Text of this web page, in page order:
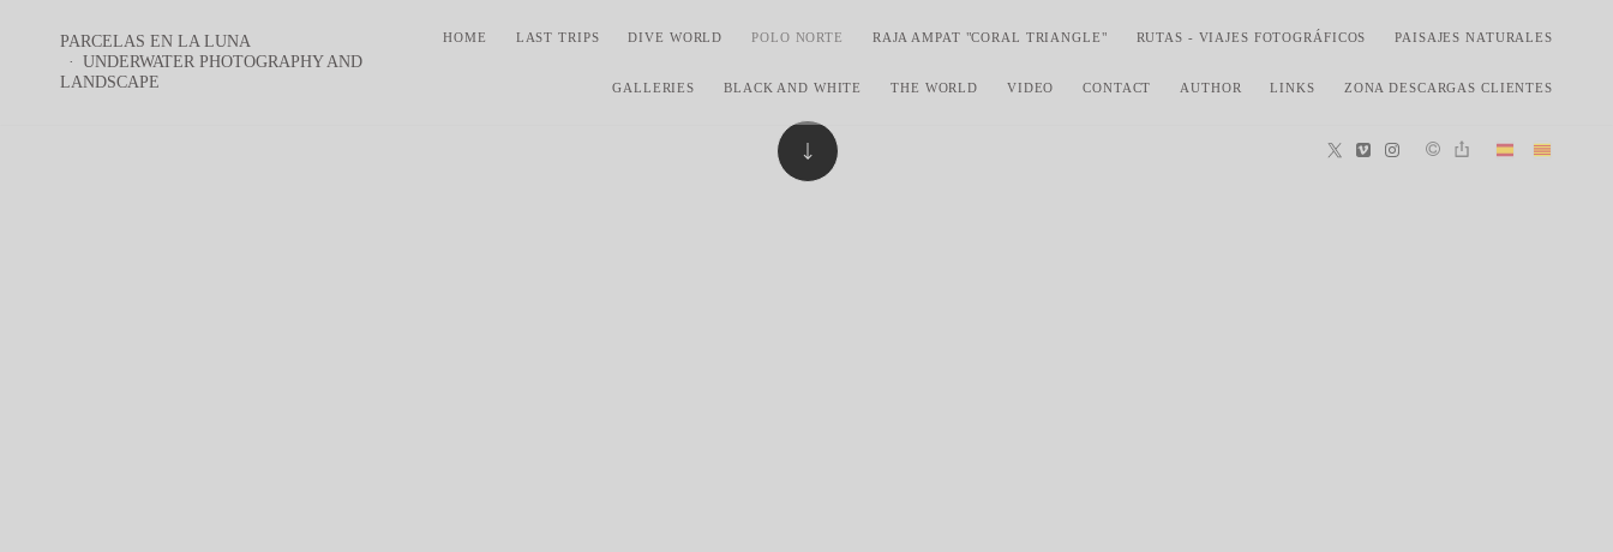
PARCELAS EN LA LUNA
UNDERWATER PHOTOGRAPHY AND
LANDSCAPE
HOME LAST TRIPS DIVE WORLD POLO NORTE RAJA AMPAT "CORAL TRIANGLE" RUTAS - VIAJES FOTOGRÁFICOS PAISAJES NATURALES
GALLERIES BLACK AND WHITE THE WORLD VIDEO CONTACT AUTHOR LINKS ZONA DESCARGAS CLIENTES